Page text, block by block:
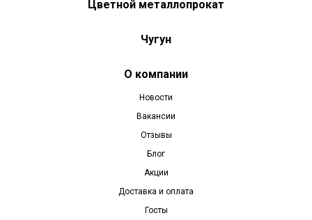
Цветной металлопрокат
Чугун
О компании
Новости
Вакансии
Отзывы
Блог
Акции
Доставка и оплата
Госты